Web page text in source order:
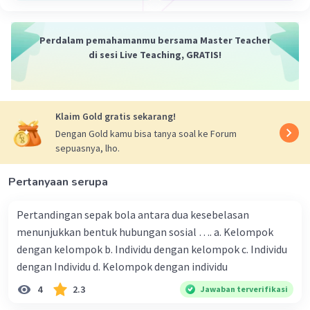
pentingnya budaya lokal.
Melestarikan dan mengembangkan
Mempromosikan budaya lokal kepada
masyarakat dunia.
Upaya eksternal
Upaya eksternal adalah upaya yang dilakukan
oleh masyarakat dan pemerintah suatu negara
dengan negara lain. Upaya-upaya ini dapat
dilakukan melalui berbagai cara, seperti:
Membangun hubungan diplomatik
dengan negara lain.
Meningkatkan kerja sama di bidang
Perdalam pemahamanmu bersama Master Teacher
di sesi Live Teaching, GRATIS!
Klaim Gold gratis sekarang!
Dengan Gold kamu bisa tanya soal ke Forum
sepuasnya, lho.
Pertanyaan serupa
Pertandingan sepak bola antara dua kesebelasan
menunjukkan bentuk hubungan sosial …. a. Kelompok
dengan kelompok b. Individu dengan kelompok c. Individu
dengan Individu d. Kelompok dengan individu
4 2.3 Jawaban terverifikasi